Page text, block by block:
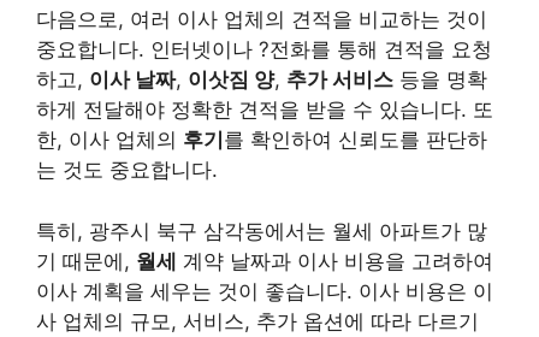
다음으로, 여러 이사 업체의 견적을 비교하는 것이
중요합니다. 인터넷이나 ?전화를 통해 견적을 요청
하고, 이사 날짜, 이삿짐 양, 추가 서비스 등을 명확
하게 전달해야 정확한 견적을 받을 수 있습니다. 또
한, 이사 업체의 후기 를 확인하여 신뢰도를 판단하
는 것도 중요합니다.
특히, 광주시 북구 삼각동에서는 월세 아파트가 많
기 때문에, 월세 계약 날짜과 이사 비용을 고려하여
이사 계획을 세우는 것이 좋습니다. 이사 비용은 이
사 업체의 규모, 서비스, 추가 옵션에 따라 다르기